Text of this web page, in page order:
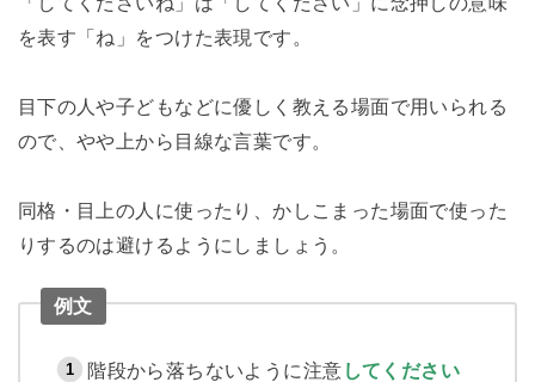
を表す「ね」をつけた表現です。
目下の人や子どもなどに優しく教える場面で用いられる
ので、やや上から目線な言葉です。
同格・目上の人に使ったり、かしこまった場面で使った
りするのは避けるようにしましょう。
例文
階段から落ちないように注意 してください